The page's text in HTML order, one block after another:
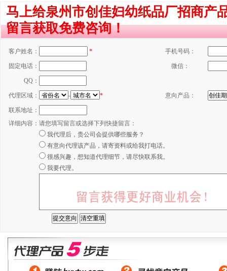
马上给泉州市创佳妇幼纸品厂招商产
留言获取免费咨询！
客户姓名： * 手机号码：
固定电话： 微信：
QQ：
代理区域： - * 意向产品：
联系地址：
详细内容： 请您填写留言或选择下列快捷留言：
我代理后，贵公司会提供哪些服务？
有意向代理该产品，请寄资料或给我打电话。
很感兴趣，想知道代理细节，请尽快联系我。
我要代理。